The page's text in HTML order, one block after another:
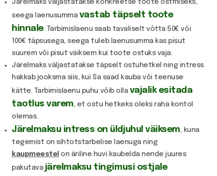
Järelmaks väljastatakse konkreetse toote ostmiseks,
seega laenusumma vastab täpselt toote
hinnale. Tarbimislaenu saab tavaliselt võtta 50€ või
100€ täpsusega, seega tuleb laenusumma kas pisut
suurem või pisut väiksem kui toote ostuks vaja.
Järelmaks väljastatakse täpselt ostuhetkel ning intress
hakkab jooksma siis, kui Sa saad kauba või teenuse
kätte. Tarbimislaenu puhu võib olla vajalik esitada
taotlus varem, et ostu hetkeks oleks raha kontol
olemas.
Järelmaksu intress on üldjuhul väiksem, kuna
tegemist on sihtotstarbelise laenuga ning
kaupmeestel on äriline huvi kaubelda nende juures
pakutava järelmaksu tingimusi ostjale